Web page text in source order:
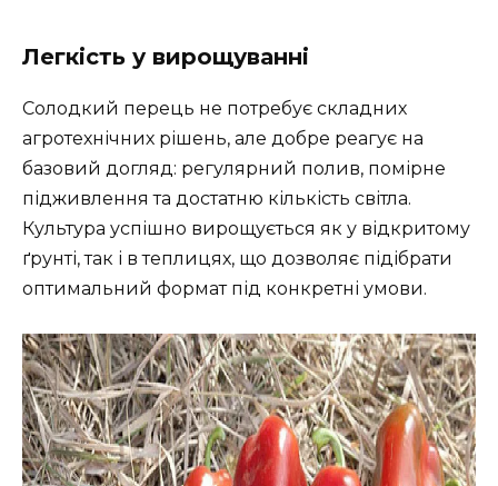
Легкість у вирощуванні
Солодкий перець не потребує складних
агротехнічних рішень, але добре реагує на
базовий догляд: регулярний полив, помірне
підживлення та достатню кількість світла.
Культура успішно вирощується як у відкритому
ґрунті, так і в теплицях, що дозволяє підібрати
оптимальний формат під конкретні умови.